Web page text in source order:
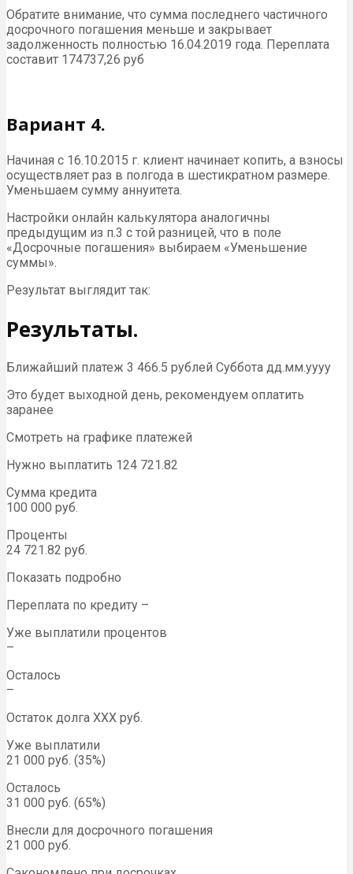
Обратите внимание, что сумма последнего частичного
досрочного погашения меньше и закрывает
задолженность полностью 16.04.2019 года. Переплата
составит 174737,26 руб
Вариант 4.
Начиная с 16.10.2015 г. клиент начинает копить, а взносы
осуществляет раз в полгода в шестикратном размере.
Уменьшаем сумму аннуитета.
Настройки онлайн калькулятора аналогичны
предыдущим из п.3 с той разницей, что в поле
«Досрочные погашения» выбираем «Уменьшение
суммы».
Результат выглядит так:
Результаты.
Ближайший платеж 3 466.5 рублей Суббота дд.мм.уууу
Это будет выходной день, рекомендуем оплатить
заранее
Смотреть на графике платежей
Нужно выплатить 124 721.82
Сумма кредита
100 000 руб.
Проценты
24 721.82 руб.
Показать подробно
Переплата по кредиту –
Уже выплатили процентов
–
Осталось
–
Остаток долга ХХХ руб.
Уже выплатили
21 000 руб. (35%)
Осталось
31 000 руб. (65%)
Внесли для досрочного погашения
21 000 руб.